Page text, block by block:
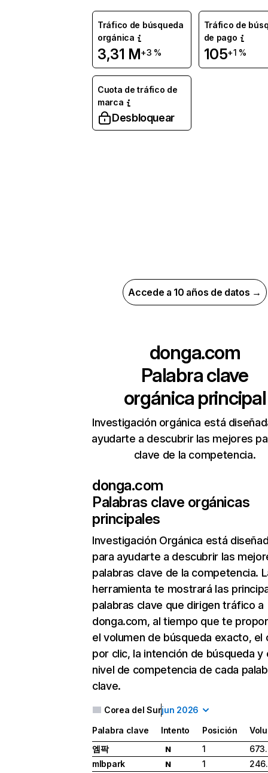
Tráfico de búsqueda
orgánica
3,31 M+3 %
Tráfico de
de pago
105+1 %
Cuota de tráfico de
marca
Desbloquear
Accede a 10 años de datos →
donga.com
Palabra clave
orgánica principal
Investigación orgánica está
ayudarte a descubrir las mejores
clave de la competencia.
donga.com
Palabras clave orgánicas
principales
Investigación Orgánica está
para ayudarte a descubrir las
palabras clave de la competencia.
herramienta te mostrará las
palabras clave que dirigen tráfico a
donga.com, al tiempo que te
el volumen de búsqueda exacto, el
por clic, la intención de búsqueda y
nivel de competencia de cada
clave.
Corea del Surjun 2026
Palabra clave Intento Posición
엠팍
N 1
mlbpark
N 1